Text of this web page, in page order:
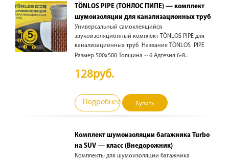
TÖNLOS PIPE (ТОНЛОС ПИПЕ) — комплект
шумоизоляции для канализационных труб
Универсальный самоклеящийся
звукоизоляционный комплект TÖNLOS PIPE для
канализационных труб Название TÖNLOS PIPE
Размер 500х500 Толщина ~ 6 Адгезия 6-8...
128руб.
Подробнее Купить
Комплект шумоизоляции багажника Turbo
на SUV — класс (Внедорожник)
Комплекты для шумоизоляции багажника